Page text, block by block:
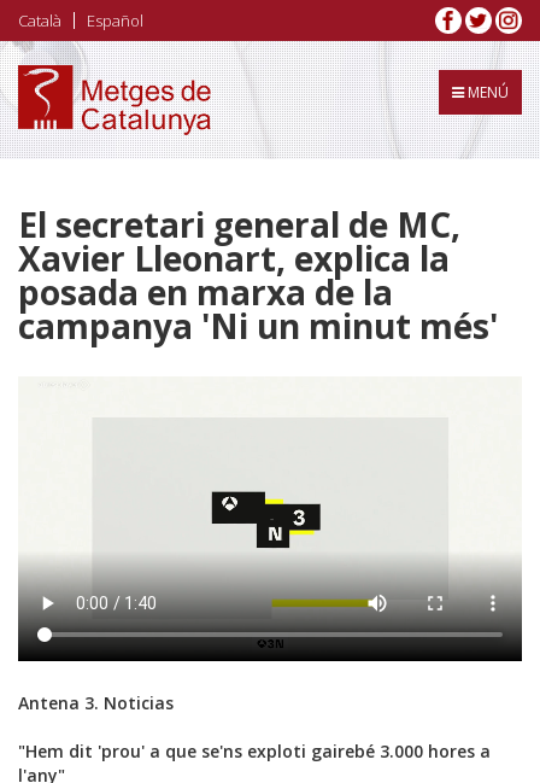
Vés
al
contingut
Català Español
MENÚ
El secretari general de MC,
Xavier Lleonart, explica la
posada en marxa de la
campanya 'Ni un minut més'
Antena 3. Noticias
"Hem dit 'prou' a que se'ns exploti gairebé 3.000 hores a
l'any"